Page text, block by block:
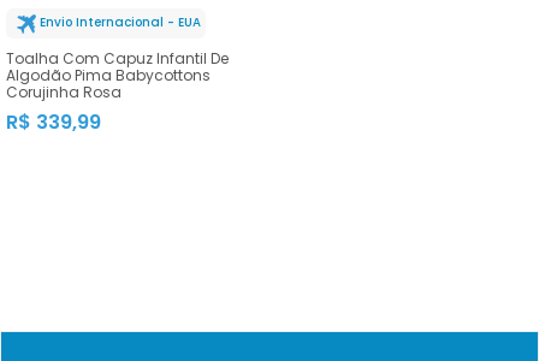
Envio Internacional - EUA
Toalha Com Capuz Infantil De
Algodão Pima Babycottons
Corujinha Rosa
R$ 339,99